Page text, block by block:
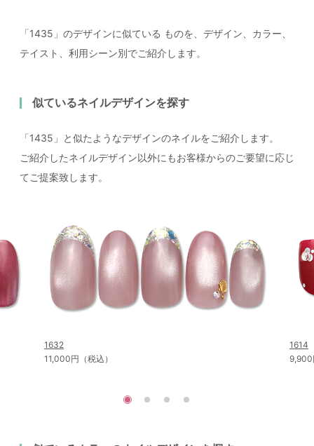
「1435」のデザインに似ている ものを、デザイン、カラー、
テイスト、利用シーン別でご紹介します。
似ているネイルデザインを探す
「1435」と似たようなデザインのネイルをご紹介します。
ご紹介したネイルデザイン以外にもお客様からのご要望に応じ
てご提案致します。
1632
11,000円（税込）
1614
9,900